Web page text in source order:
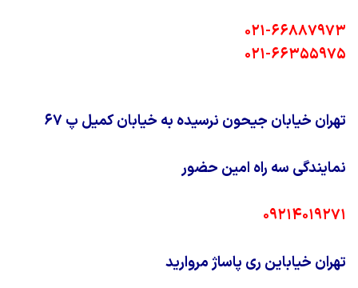
۰۲۱-۶۶۸۸۷۹۷۳
۰۲۱-۶۶۳۵۵۹۷۵
تهران خیابان جیحون نرسیده به خیابان کمیل پ ۶۷
نمایندگی سه راه امین حضور
۰۹۲۱۴۰۱۹۲۷۱
تهران خیاباین ری پاساژ مروارید